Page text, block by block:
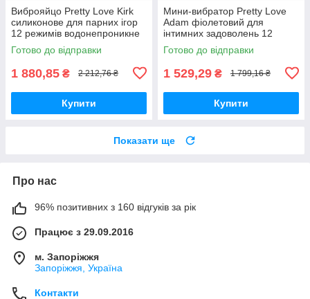
Виброяйцо Pretty Love Kirk
силиконове для парних ігор
12 режимів водонепроникне
для стимуляції
Готово до відправки
1 880,85 ₴ 2 212,76 ₴
Купити
Мини-вибратор Pretty Love
Adam фіолетовий для
інтимних задоволень 12
функцій вібрації компактний
Готово до відправки
1 529,29 ₴ 1 799,16 ₴
Купити
Показати ще
Про нас
96% позитивних з 160 відгуків за рік
Працює з 29.09.2016
м. Запоріжжя
Запоріжжя, Україна
Контакти